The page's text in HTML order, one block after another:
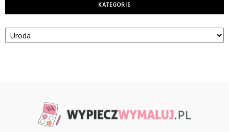
KATEGORIE
Kategorie